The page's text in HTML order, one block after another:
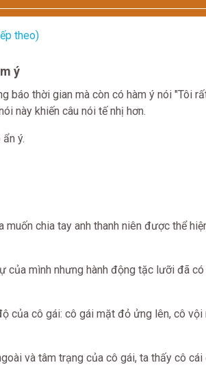
theo)
ý
báo thời gian mà còn có hàm ý nói "Tôi
này khiến câu nói tế nhị hơn.
ý.
chia tay anh thanh niên được thể
của mình nhưng hành động tặc lưỡi đã có
của cô gái: cô gái mặt đỏ ửng lên, cô vội
và tâm trạng của cô gái, ta thấy cô